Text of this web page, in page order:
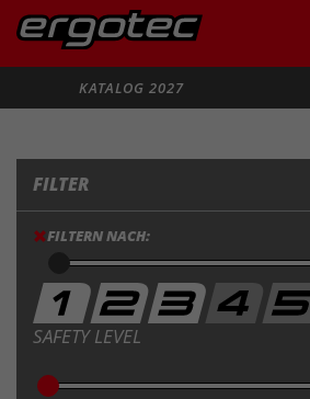
KATALOG 2027
FILTER
FILTERN NACH:
SAFETY LEVEL